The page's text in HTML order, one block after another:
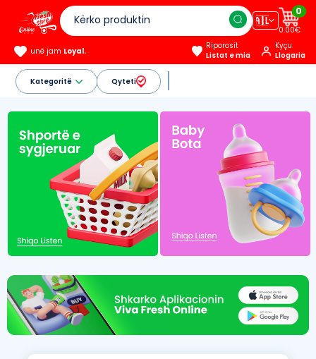
🇦🇱
0
0.00€
unë jam Loyal.
Riporosit
Listat e mia
Kyçu
Llogaria
Kategoritë Qyteti